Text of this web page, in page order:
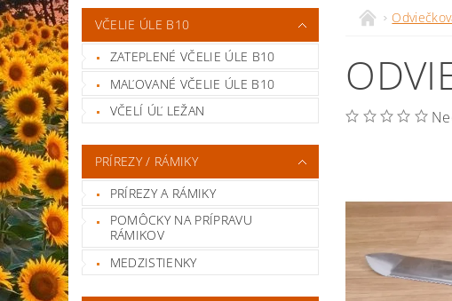
PRÍSLUŠENSTVO K ÚĽOM
CHOV VČELÝCH MATIEK
LIEČIVO PRE VČELY
KRMÍTKA PRE VČELY
VČELIE ÚLE B10
ZATEPLENÉ VČELIE ÚLE B10
MAĽOVANÉ VČELIE ÚLE B10
VČELÍ ÚĽ LEŽAN
PRÍREZY / RÁMIKY
PRÍREZY A RÁMIKY
POMÔCKY NA PRÍPRAVU
RÁMIKOV
MEDZISTIENKY